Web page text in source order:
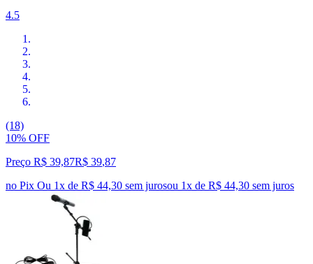
4.5
(18)
10% OFF
Preço R$ 39,87R$ 39,87
no Pix Ou 1x de R$ 44,30 sem jurosou 1x de R$ 44,30 sem juros